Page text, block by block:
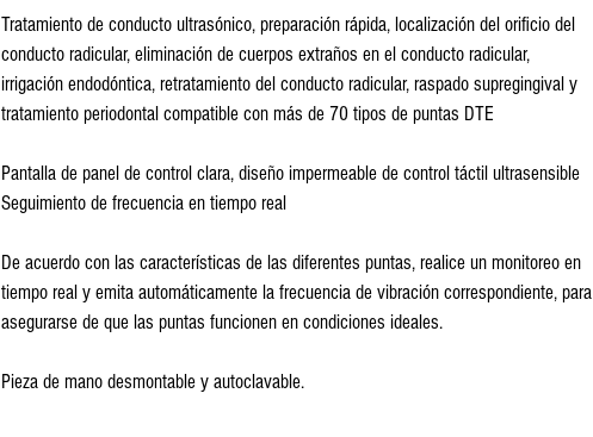
Tratamiento de conducto ultrasónico, preparación rápida, localización del orificio del
conducto radicular, eliminación de cuerpos extraños en el conducto radicular,
irrigación endodóntica, retratamiento del conducto radicular, raspado supregingival y
tratamiento periodontal compatible con más de 70 tipos de puntas DTE
Pantalla de panel de control clara, diseño impermeable de control táctil ultrasensible
Seguimiento de frecuencia en tiempo real
De acuerdo con las características de las diferentes puntas, realice un monitoreo en
tiempo real y emita automáticamente la frecuencia de vibración correspondiente, para
asegurarse de que las puntas funcionen en condiciones ideales.
Pieza de mano desmontable y autoclavable.